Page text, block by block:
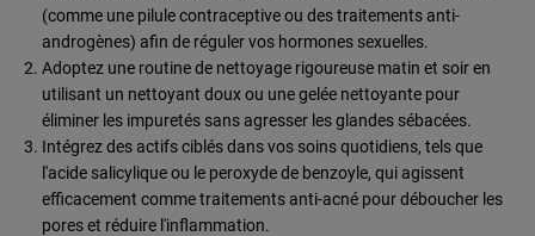
(comme une pilule contraceptive ou des traitements anti-
androgènes) afin de réguler vos hormones sexuelles.
Adoptez une routine de nettoyage rigoureuse matin et soir en
utilisant un nettoyant doux ou une gelée nettoyante pour
éliminer les impuretés sans agresser les glandes sébacées.
Intégrez des actifs ciblés dans vos soins quotidiens, tels que
l'acide salicylique ou le peroxyde de benzoyle, qui agissent
efficacement comme traitements anti-acné pour déboucher les
pores et réduire l'inflammation.